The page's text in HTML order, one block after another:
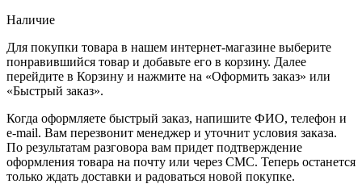
Наличие
Для покупки товара в нашем интернет-магазине выберите
понравившийся товар и добавьте его в корзину. Далее
перейдите в Корзину и нажмите на «Оформить заказ» или
«Быстрый заказ».
Когда оформляете быстрый заказ, напишите ФИО, телефон и
e-mail. Вам перезвонит менеджер и уточнит условия заказа.
По результатам разговора вам придет подтверждение
оформления товара на почту или через СМС. Теперь останется
только ждать доставки и радоваться новой покупке.